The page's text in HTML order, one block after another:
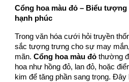
Cổng hoa màu đỏ – Biểu tượng
hạnh phúc
Trong văn hóa cưới hỏi truyền
sắc tượng trưng cho sự may
mãn.Cổng hoa màu đỏ thường
hoa như hồng đỏ, lan đỏ, hoặc
kim để tăng phần sang trọng.